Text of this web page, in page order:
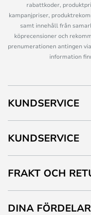
rabattkoder,
kampanjpriser,
samt innehåll från
köprecensioner och
prenumerationen antingen
information
KUNDSERVICE
KUNDSERVICE
FRAKT OCH
DINA FÖRDELAR